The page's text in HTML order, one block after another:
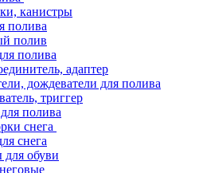
канистры
полива
полив
полива
адаптер
дождеватели для полива
триггер
полива
снега
снега
обуви